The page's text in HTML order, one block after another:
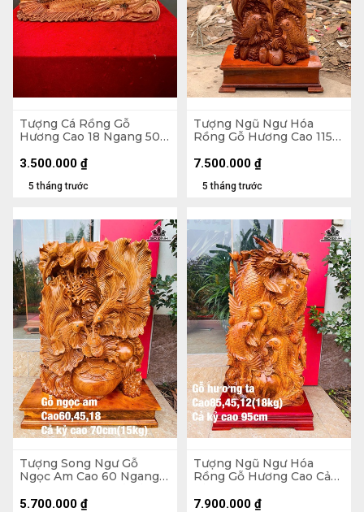
Tượng Cá Rồng Gỗ
Hương Cao 18 Ngang 50
5 tháng trước
3.500.000 ₫
Tượng Ngũ Ngư Hóa
Rồng Gỗ Hương Cao 115
Không Kỷ Cao 100 (cm)
5 tháng trước
7.500.000 ₫
Tượng Song Ngư Gỗ
Ngọc Am Cao 60 Ngang
70 - 15kg
5.700.000 ₫
Tượng Ngũ Ngư Hóa
Rồng Gỗ Hương Cao Cả
(cm) - 18kg - Kỷ Cao 10
7.900.000 ₫